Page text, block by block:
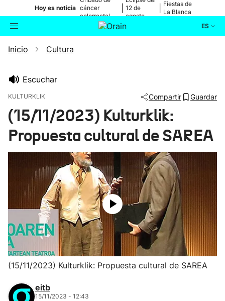
Hoy es noticia cáncer
colorrectal
12 de
agosto
Fiestas de
La Blanca
ES
Buscador
Ikusmiran
Inicio Cultura
Escuchar
KULTURKLIK Compartir Guardar
(15/11/2023) Kulturklik:
Propuesta cultural de SAREA
(15/11/2023) Kulturklik: Propuesta cultural de SAREA
eitb
15/11/2023 - 12:43